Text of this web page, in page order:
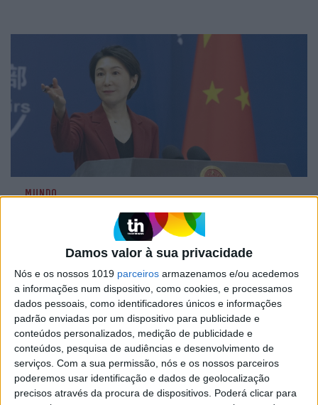
Damos valor à sua privacidade
Nós e os nossos 1019 parceiros armazenamos e/ou acedemos
a informações num dispositivo, como cookies, e processamos
dados pessoais, como identificadores únicos e informações
padrão enviadas por um dispositivo para publicidade e
conteúdos personalizados, medição de publicidade e
conteúdos, pesquisa de audiências e desenvolvimento de
serviços. Com a sua permissão, nós e os nossos parceiros
poderemos usar identificação e dados de geolocalização
precisos através da procura de dispositivos. Poderá clicar para
MUNDO
China considera que G20 não é o
fórum apropriado para discutir a
guerra na Ucrânia
A China declarou hoje que o G20 não é o fórum
apropriado para abordar a guerra na Ucrânia,
posição semelhante à russa, quando começa no
Brasil uma reunião dos ministros dos Negócios
Estrangeiros do grupo